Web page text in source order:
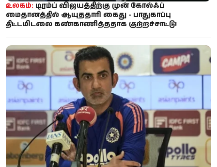
உலகம்: டிரம்ப் விஜயத்திற்கு முன் கோல்ஃப்
மைதானத்தில் ஆயுததாரி கைது - பாதுகாப்பு
திட்டமிடலை கண்காணித்ததாக குற்றச்சாட்டு!